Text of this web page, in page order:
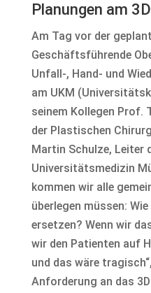
Planungen am
Am Tag vor der
Geschäftsführende
Unfall-, Hand- und
am UKM
seinem Kollegen Prof.
der Plastischen
Martin Schulze, Leiter
Universitätsmedizin
kommen wir alle
überlegen müssen:
ersetzen? Wenn wir
wir den Patienten auf
und das wäre
Anforderung an das